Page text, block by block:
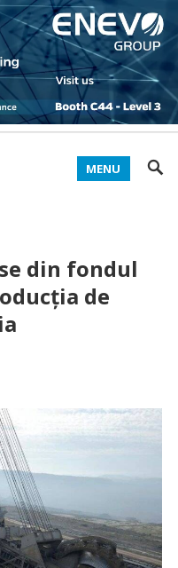
MENU
din fondul
de